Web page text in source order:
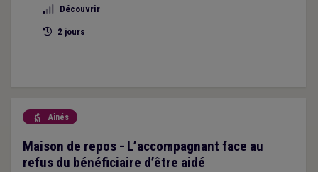
Découvrir
2 jours
 Aînés
Maison de repos - L’accompagnant face au
refus du bénéficiaire d’être aidé